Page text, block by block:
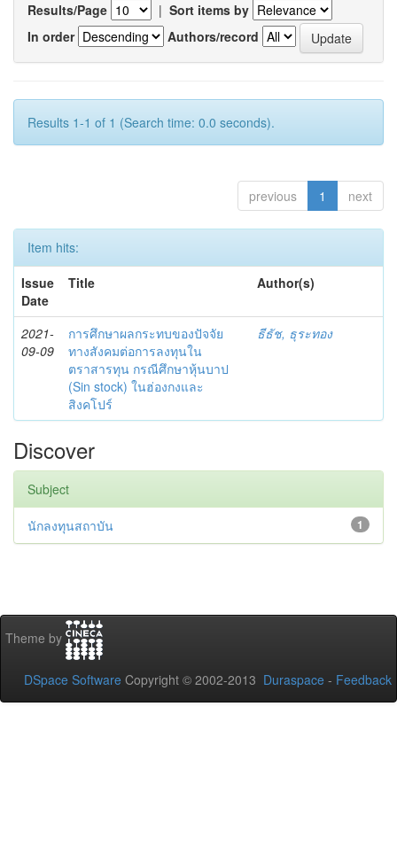
Results/Page | Sort items by
In order
Authors/record
Results 1-1 of 1 (Search time: 0.0 seconds).
previous 1 next
Item hits:
Issue
Date
Title Author(s)
2021-
09-09
การศึกษาผลกระทบของปัจจัย
ทางสังคมต่อการลงทุนใน
ตราสารทุน กรณีศึกษาหุ้นบาป
(Sin stock) ในฮ่องกงและ
สิงคโปร์
ธีธัช, ธุระทอง
Discover
Subject
1
นักลงทุนสถาบัน
Theme by
DSpace Software Copyright © 2002-2013 Duraspace - Feedback